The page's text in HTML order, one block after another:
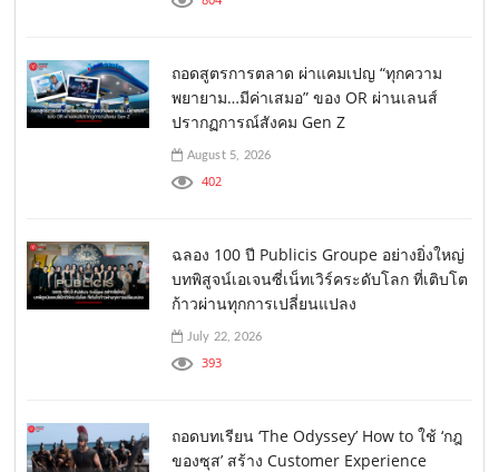
ถอดสูตรการตลาด ผ่าแคมเปญ “ทุกความ
พยายาม…มีค่าเสมอ” ของ OR ผ่านเลนส์
ปรากฏการณ์สังคม Gen Z
August 5, 2026
402
ฉลอง 100 ปี Publicis Groupe อย่างยิ่งใหญ่
บทพิสูจน์เอเจนซี่เน็ทเวิร์คระดับโลก ที่เติบโต
ก้าวผ่านทุกการเปลี่ยนแปลง
July 22, 2026
393
ถอดบทเรียน ‘The Odyssey’ How to ใช้ ‘กฎ
ของซุส’ สร้าง Customer Experience